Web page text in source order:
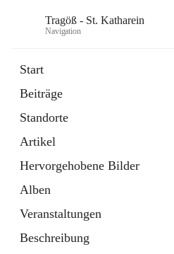
Tragöß - St. Katharein
Navigation
Start
Beiträge
Standorte
Artikel
Hervorgehobene Bilder
Alben
Veranstaltungen
Beschreibung
Externe Webseite
in
Tab
Abenteuerregion Erzberg-Leoben
Artikel
öffnet
in
neuem
Tab